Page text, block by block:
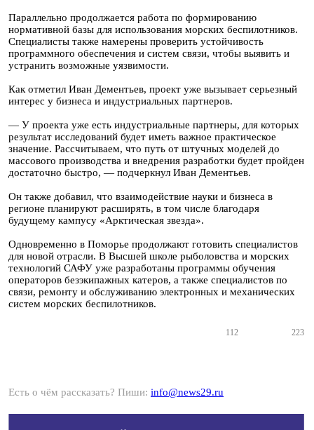
Параллельно продолжается работа по формированию
нормативной базы для использования морских беспилотников.
Специалисты также намерены проверить устойчивость
программного обеспечения и систем связи, чтобы выявить и
устранить возможные уязвимости.
Как отметил Иван Дементьев, проект уже вызывает серьезный
интерес у бизнеса и индустриальных партнеров.
— У проекта уже есть индустриальные партнеры, для которых
результат исследований будет иметь важное практическое
значение. Рассчитываем, что путь от штучных моделей до
массового производства и внедрения разработки будет пройден
достаточно быстро, — подчеркнул Иван Дементьев.
Он также добавил, что взаимодействие науки и бизнеса в
регионе планируют расширять, в том числе благодаря
будущему кампусу «Арктическая звезда».
Одновременно в Поморье продолжают готовить специалистов
для новой отрасли. В Высшей школе рыболовства и морских
технологий САФУ уже разработаны программы обучения
операторов безэкипажных катеров, а также специалистов по
связи, ремонту и обслуживанию электронных и механических
систем морских беспилотников.
112 223
Есть о чём рассказать? Пиши: info@news29.ru